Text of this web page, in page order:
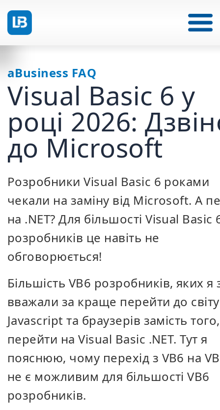
aBusiness FAQ
Visual Basic 6 у
році 2026:
до Microsoft
Розробники Visual Basic 6 роками
чекали на заміну від Microsoft. А
на .NET? Для більшості Visual Basic
розробників це навіть не
обговорюється!
Більшість VB6 розробників, яких
вважали за краще перейти до світу
Javascript та браузерів замість
перейти на Visual Basic .NET. Тут я
пояснюю, чому перехід з VB6 на
не є можливим для більшості VB6
розробників.